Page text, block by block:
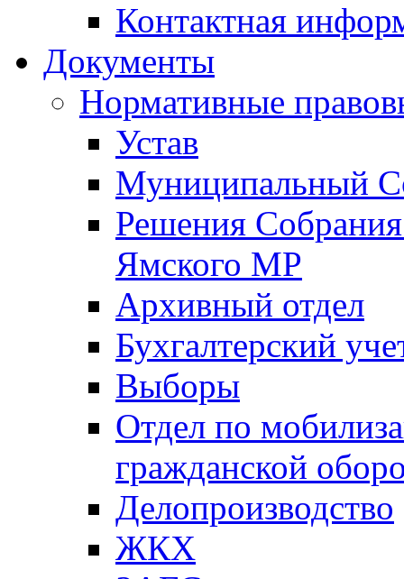
Контактная
Документы
Нормативные
Устав
Муниципальный
Решения
Ямского МР
Архивный отдел
Бухгалтерский
Выборы
Отдел по
гражданской
Делопроизводство
ЖКХ